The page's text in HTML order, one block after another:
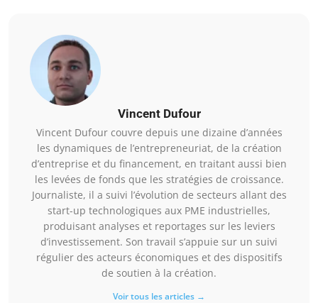
Vincent Dufour
Vincent Dufour couvre depuis une dizaine d’années
les dynamiques de l’entrepreneuriat, de la création
d’entreprise et du financement, en traitant aussi bien
les levées de fonds que les stratégies de croissance.
Journaliste, il a suivi l’évolution de secteurs allant des
start-up technologiques aux PME industrielles,
produisant analyses et reportages sur les leviers
d’investissement. Son travail s’appuie sur un suivi
régulier des acteurs économiques et des dispositifs
de soutien à la création.
Voir tous les articles →